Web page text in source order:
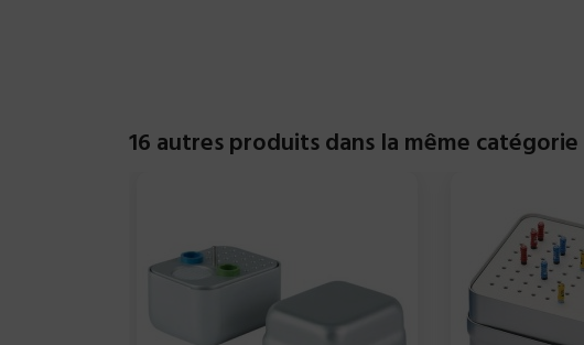
16 autres produits dans la même catégorie